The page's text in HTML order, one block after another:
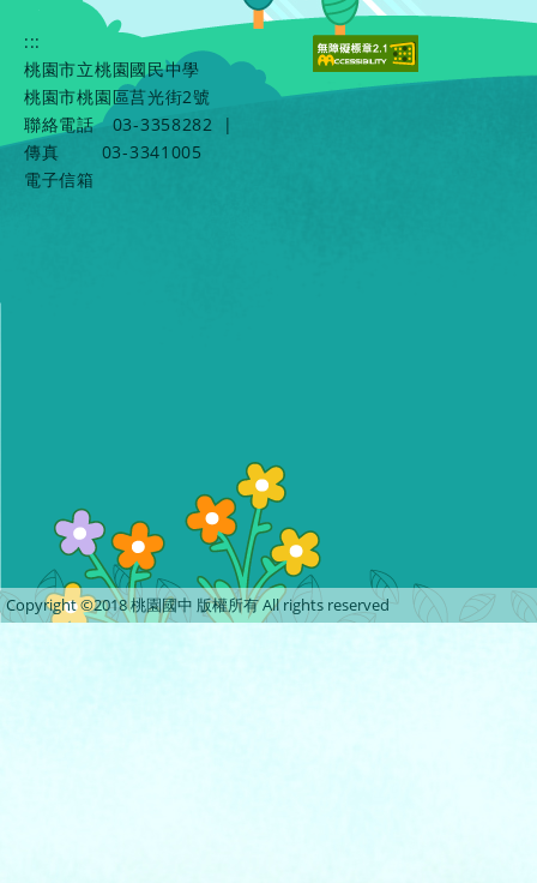
:::
桃園市立桃園國民中學
桃園市桃園區莒光街2號
聯絡電話
03-3358282
|
傳真
03-3341005
電子信箱
Copyright ©2018 桃園國中 版權所有 All rights reserved